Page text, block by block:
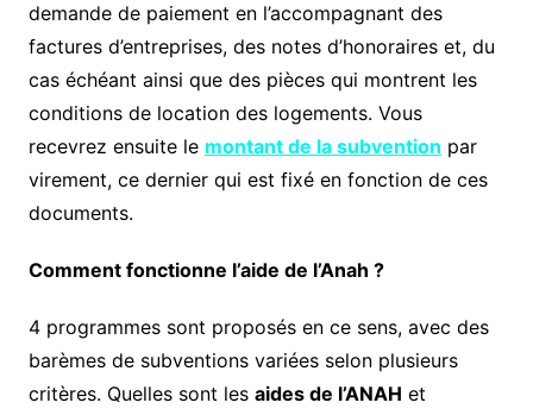
demande de paiement en l’accompagnant des
factures d’entreprises, des notes d’honoraires et, du
cas échéant ainsi que des pièces qui montrent les
conditions de location des logements. Vous
recevrez ensuite le montant de la subvention par
virement, ce dernier qui est fixé en fonction de ces
documents.
Comment fonctionne l’aide de l’Anah ?
4 programmes sont proposés en ce sens, avec des
barèmes de subventions variées selon plusieurs
critères. Quelles sont les aides de l’ANAH et